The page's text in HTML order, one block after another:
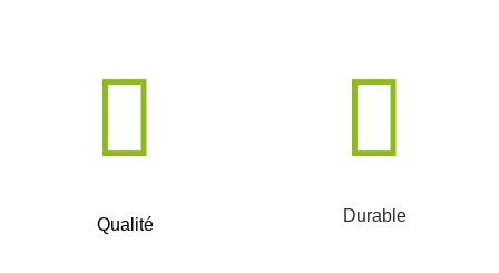
Qualité Durable